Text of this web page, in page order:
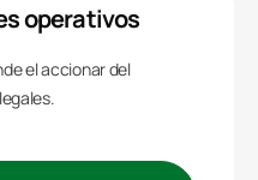
operativos
el accionar del